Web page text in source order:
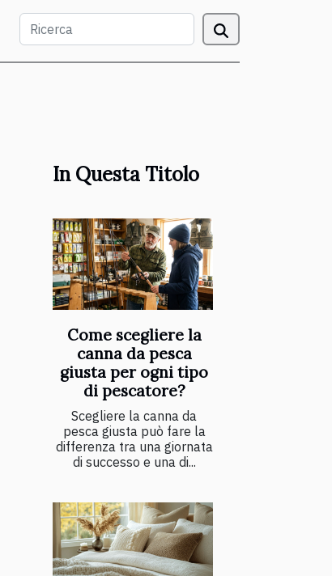
In Questa Titolo
Come scegliere la
canna da pesca
giusta per ogni tipo
di pescatore?
Scegliere la canna da
pesca giusta può fare la
differenza tra una giornata
di successo e una di...